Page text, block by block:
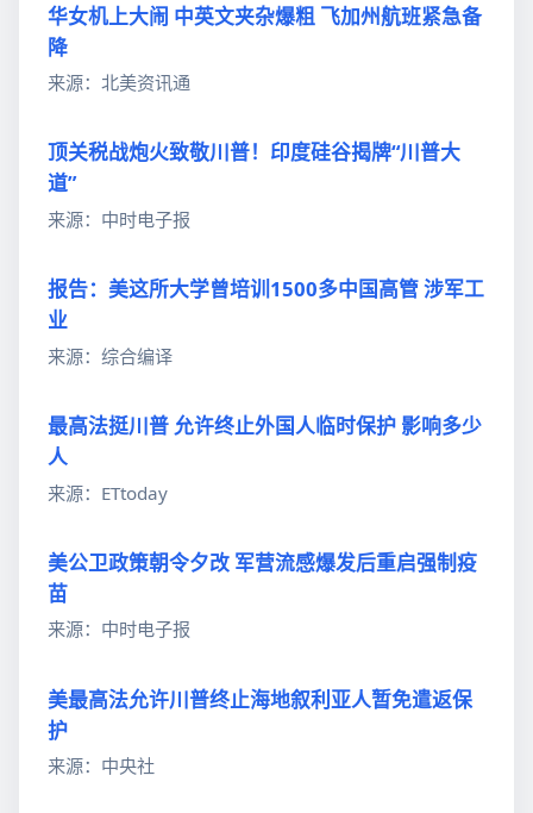
华女机上大闹 中英文夹杂爆粗 飞加州航班紧急备
降
来源：北美资讯通
顶关税战炮火致敬川普！印度硅谷揭牌“川普大
道”
来源：中时电子报
报告：美这所大学曾培训1500多中国高管 涉军工
业
来源：综合编译
最高法挺川普 允许终止外国人临时保护 影响多少
人
来源：ETtoday
美公卫政策朝令夕改 军营流感爆发后重启强制疫
苗
来源：中时电子报
美最高法允许川普终止海地叙利亚人暂免遣返保
护
来源：中央社